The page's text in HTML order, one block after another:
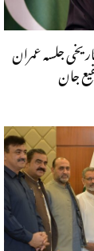
جلسہ عمران
جان